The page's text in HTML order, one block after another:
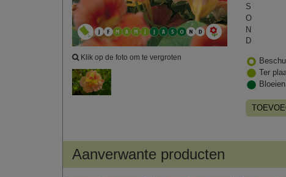
Klik op de foto om te vergroten
S
O
N
D
Ter
Bloeien
Aanverwante producten